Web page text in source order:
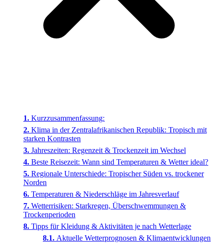
Kurzzusammenfassung:
Klima in der Zentralafrikanischen Republik: Tropisch mit
starken Kontrasten
Jahreszeiten: Regenzeit & Trockenzeit im Wechsel
Beste Reisezeit: Wann sind Temperaturen & Wetter ideal?
Regionale Unterschiede: Tropischer Süden vs. trockener
Norden
Temperaturen & Niederschläge im Jahresverlauf
Wetterrisiken: Starkregen, Überschwemmungen &
Trockenperioden
Tipps für Kleidung & Aktivitäten je nach Wetterlage
Aktuelle Wetterprognosen & Klimaentwicklungen